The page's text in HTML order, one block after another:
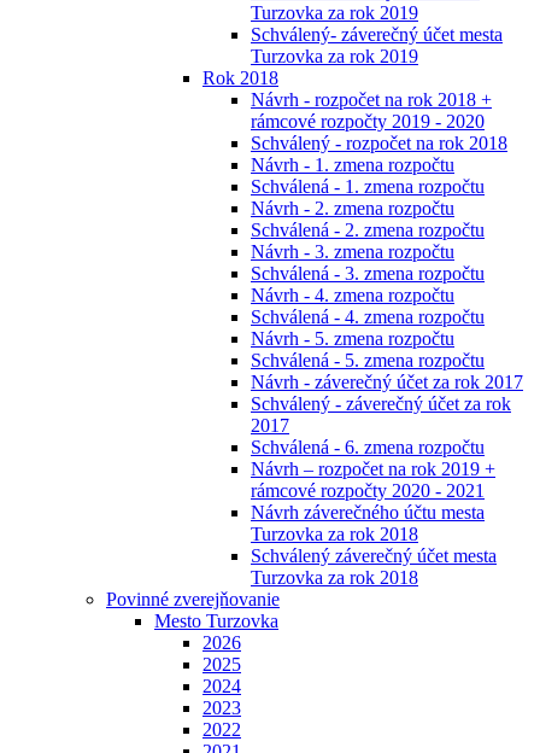
Turzovka za rok 2019
Schválený- záverečný účet mesta
Turzovka za rok 2019
Rok 2018
Návrh - rozpočet na rok 2018 +
rámcové rozpočty 2019 - 2020
Schválený - rozpočet na rok 2018
Návrh - 1. zmena rozpočtu
Schválená - 1. zmena rozpočtu
Návrh - 2. zmena rozpočtu
Schválená - 2. zmena rozpočtu
Návrh - 3. zmena rozpočtu
Schválená - 3. zmena rozpočtu
Návrh - 4. zmena rozpočtu
Schválená - 4. zmena rozpočtu
Návrh - 5. zmena rozpočtu
Schválená - 5. zmena rozpočtu
Návrh - záverečný účet za rok 2017
Schválený - záverečný účet za rok
2017
Schválená - 6. zmena rozpočtu
Návrh – rozpočet na rok 2019 +
rámcové rozpočty 2020 - 2021
Návrh záverečného účtu mesta
Turzovka za rok 2018
Schválený záverečný účet mesta
Turzovka za rok 2018
Povinné zverejňovanie
Mesto Turzovka
2026
2025
2024
2023
2022